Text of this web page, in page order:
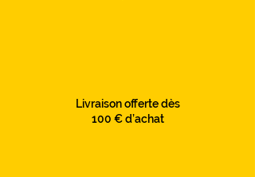
Livraison offerte dès
100 € d’achat